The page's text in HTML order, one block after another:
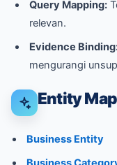
Query Mapping:
relevan.
Evidence
mengurangi
Entity
Business Entity